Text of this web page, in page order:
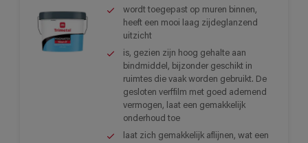
wordt toegepast op muren binnen,
heeft een mooi laag zijdeglanzend
uitzicht
is, gezien zijn hoog gehalte aan
bindmiddel, bijzonder geschikt in
ruimtes die vaak worden gebruikt. De
gesloten verffilm met goed ademend
vermogen, laat een gemakkelijk
onderhoud toe
laat zich gemakkelijk aflijnen, wat een